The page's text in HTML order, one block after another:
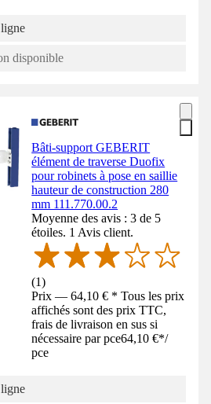
disponible
Bâti-support GEBERIT
élément de traverse Duofix
pour robinets à pose en saillie
hauteur de construction 280
mm 111.770.00.2
Moyenne des avis : 3 de 5
étoiles. 1 Avis client.
(1)
Prix — 64,10 € * Tous les prix
affichés sont des prix TTC,
frais de livraison en sus si
nécessaire par pce64,10 €*/
pce